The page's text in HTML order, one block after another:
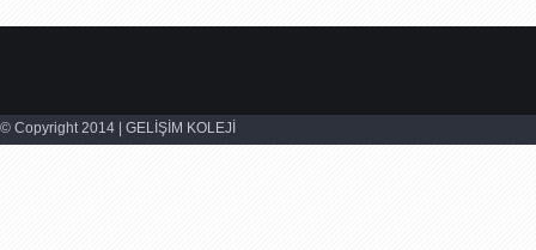
© Copyright 2014 | GELİŞİM KOLEJİ